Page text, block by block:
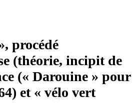
procédé
(théorie, incipit de
(« Darouine » pour
et « vélo vert